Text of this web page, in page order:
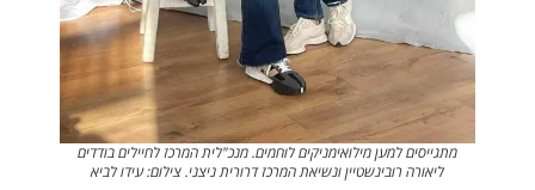
מתגייסים למען מילואימניקים לוחמים. מנכ"לית המרכז לחיילים בודדים
ליאורה רובינשטיין ונשיאת המרכז דרורית ניצני. צילום: עידו לביא